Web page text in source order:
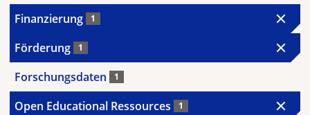
Finanzierung 1
Förderung 1
Forschungsdaten 1
Open Educational Ressources 1